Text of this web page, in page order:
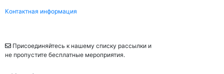
Контактная информация
Присоединяйтесь к нашему списку рассылки и
не пропустите бесплатные мероприятия.